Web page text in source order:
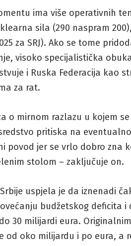
ima više operativnih
sila (290 naspram
za SRJ). Ako se tome
visoko specijalistička
i Ruska Federacija kao
za rat.
o mirnom razlazu u kojem
pritiska na
povod jer se vrlo dobro zna
stolom – zaključuje on.
uspjela je da iznenadi
budžetskog deficita i
30 milijardi eura.
od oko milijardu i po eura, a